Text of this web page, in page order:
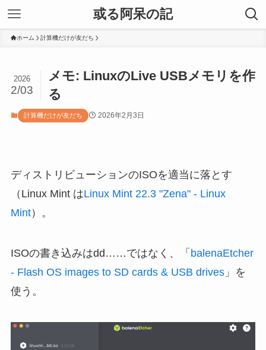
或る阿呆の記
ホーム 計算機だけが友だち
メモ: LinuxのLive USBメモリを作
る
2026
2/03
計算機だけが友だち 2026年2月3日
ディストリビューションのISOを適当に落とす
（Linux Mint はLinux Mint 22.3 "Zena" - Linux
Mint）。
ISOの書き込みはdd……ではなく、「 balenaEtcher
- Flash OS images to SD cards & USB drives」を
使う。